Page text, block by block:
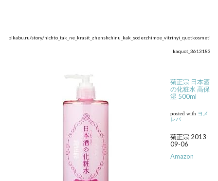
pikabu.ru/story/nichto_tak_ne_krasit_zhenshchinu_kak_soderzhimoe_vitrinyi_quotkosmeti
kaquot_3613183
菊正宗 日本酒
の化粧水 高保
湿 500ml
posted with ヨメ
レバ
菊正宗 2013-
09-06
Amazon